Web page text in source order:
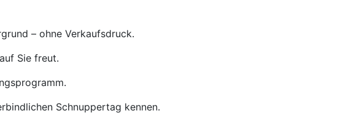
– ohne Verkaufsdruck.
Sie freut.
Schnuppertag kennen.